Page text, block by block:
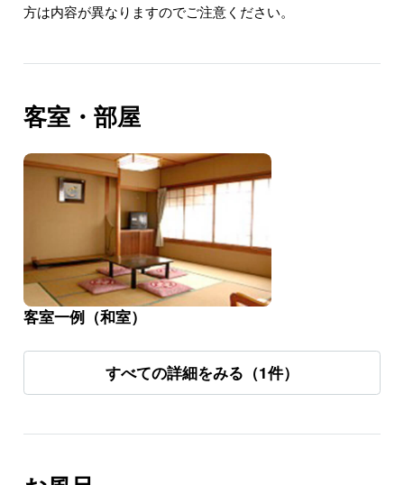
方は内容が異なりますのでご注意ください。
客室・部屋
客室一例（和室）
すべての詳細をみる（1件）